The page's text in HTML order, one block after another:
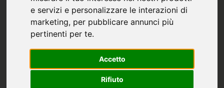
e servizi e personalizzare le interazioni di
marketing, per pubblicare annunci più
pertinenti per te.
Accetto
Rifiuto